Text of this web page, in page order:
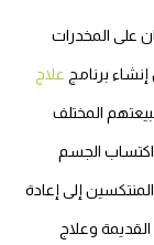
المخدرات
برنامجعلاج
المختلف
الجسم
إلى إعادة
وعلاج